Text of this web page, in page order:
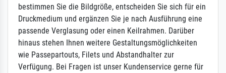
bestimmen Sie die Bildgröße, entscheiden Sie sich für ein
Druckmedium und ergänzen Sie je nach Ausführung eine
passende Verglasung oder einen Keilrahmen. Darüber
hinaus stehen Ihnen weitere Gestaltungsmöglichkeiten
wie Passepartouts, Filets und Abstandhalter zur
Verfügung. Bei Fragen ist unser Kundenservice gerne für